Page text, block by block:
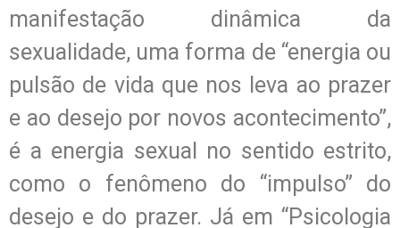
manifestação dinâmica da
sexualidade, uma forma de “energia ou
pulsão de vida que nos leva ao prazer
e ao desejo por novos acontecimento”,
é a energia sexual no sentido estrito,
como o fenômeno do “impulso” do
desejo e do prazer. Já em “Psicologia